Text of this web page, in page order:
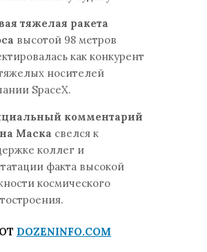
тяжелая ракета
высотой 98 метров
как конкурент
носителей
SpaceX.
комментарий
Маска свелся к
коллег и
факта высокой
космического
DOZENINFO.COM